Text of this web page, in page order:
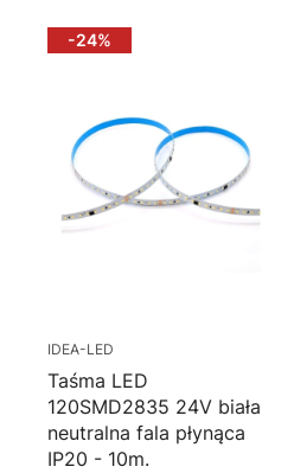
-24%
IDEA-LED
Taśma LED
120SMD2835 24V biała
neutralna fala płynąca
IP20 - 10m.